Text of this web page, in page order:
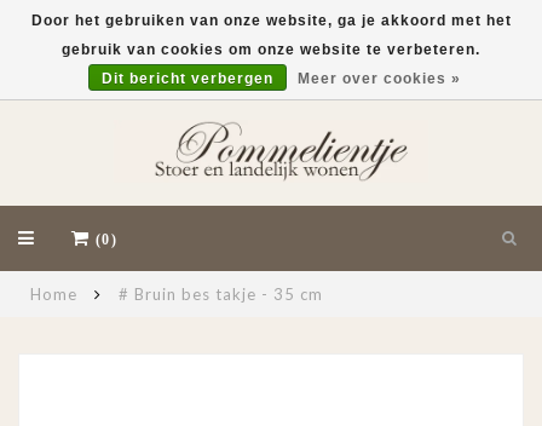
(0)
Home # Bruin bes takje - 35 cm
Door het gebruiken van onze website, ga je akkoord met het
gebruik van cookies om onze website te verbeteren.
Dit bericht verbergen
Meer over cookies »